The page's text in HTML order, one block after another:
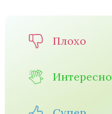
Плохо
Интересно